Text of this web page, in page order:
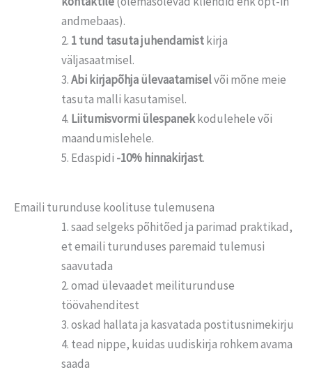
andmebaas).
1 tund tasuta juhendamistkirja
väljasaatmisel.
Abi kirjapõhja ülevaatamiselvõi mõne meie
tasuta malli kasutamisel.
Liitumisvormi ülespanekkodulehele või
maandumislehele.
Edaspidi -10% hinnakirjast.
Emaili turunduse koolituse tulemusena
saad selgeks põhitõed ja parimad praktikad,
et emaili turunduses paremaid tulemusi
saavutada
omad ülevaadet meiliturunduse
töövahenditest
oskad hallata ja kasvatada postitusnimekirju
tead nippe, kuidas uudiskirja rohkem avama
saada